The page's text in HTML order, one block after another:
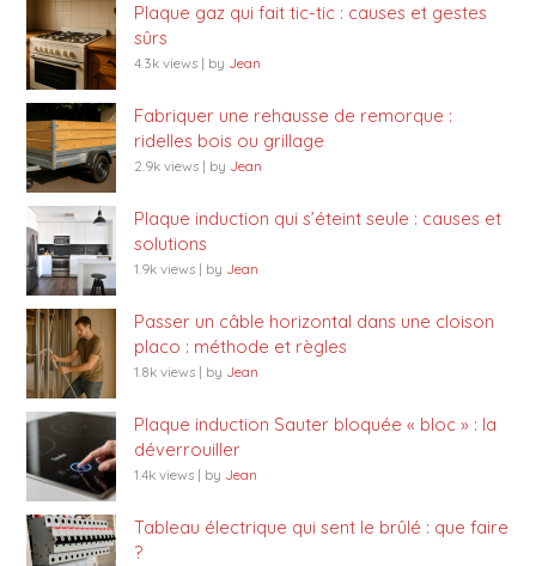
Plaque gaz qui fait tic-tic : causes et gestes
sûrs
4.3k views | by Jean
Fabriquer une rehausse de remorque :
ridelles bois ou grillage
2.9k views | by Jean
Plaque induction qui s’éteint seule : causes et
solutions
1.9k views | by Jean
Passer un câble horizontal dans une cloison
placo : méthode et règles
1.8k views | by Jean
Plaque induction Sauter bloquée « bloc » : la
déverrouiller
1.4k views | by Jean
Tableau électrique qui sent le brûlé : que faire
?